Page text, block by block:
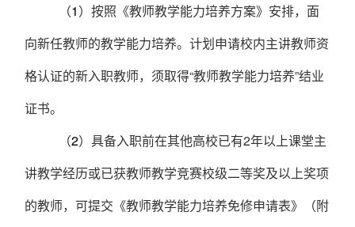
（1）按照《教师教学能力培养方案》安排，面
向新任教师的教学能力培养。计划申请校内主讲教师资
格认证的新入职教师，须取得“教师教学能力培养”结业
证书。
（2）具备入职前在其他高校已有2年以上课堂主
讲教学经历或已获教师教学竞赛校级二等奖及以上奖项
的教师，可提交《教师教学能力培养免修申请表》（附